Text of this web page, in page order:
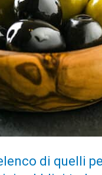
di quelli